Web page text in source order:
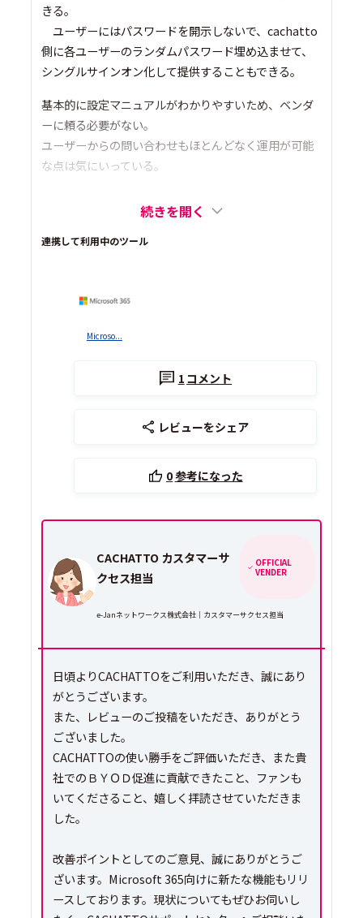
きる。
ユーザーにはパスワードを開示しないで、cachatto
側に各ユーザーのランダムパスワード埋め込ませて、
シングルサインオン化して提供することもできる。
基本的に設定マニュアルがわかりやすいため、ベンダ
ーに頼る必要がない。
ユーザーからの問い合わせもほとんどなく運用が可能
な点は気にいっている。
続きを開く
連携して利用中のツール
Microso...
1 コメント
レビューをシェア
0参考になった
CACHATTO カスタマーサ
クセス担当
OFFICIAL
VENDER
e-Janネットワークス株式会社｜カスタマーサクセス担当
日頃よりCACHATTOをご利用いただき、誠にあり
がとうございます。
また、レビューのご投稿をいただき、ありがとう
ございました。
CACHATTOの使い勝手をご評価いただき、また貴
社でのＢＹＯＤ促進に貢献できたこと、ファンも
いてくださること、嬉しく拝読させていただきま
した。
改善ポイントとしてのご意見、誠にありがとうご
ざいます。Microsoft 365向けに新たな機能もリリ
ースしております。現状についてもぜひお伺いし